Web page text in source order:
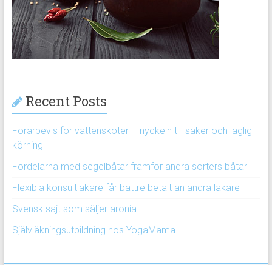
Recent Posts
Förarbevis för vattenskoter – nyckeln till säker och laglig
körning
Fördelarna med segelbåtar framför andra sorters båtar
Flexibla konsultläkare får bättre betalt än andra läkare
Svensk sajt som säljer aronia
Självläkningsutbildning hos YogaMama